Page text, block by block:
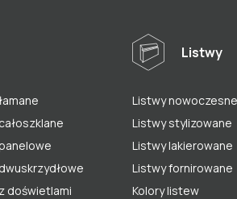
Listwy
doświetlami
Listwy nowoczesne
Listwy stylizowane
Listwy lakierowane
Listwy fornirowane
Kolory listew